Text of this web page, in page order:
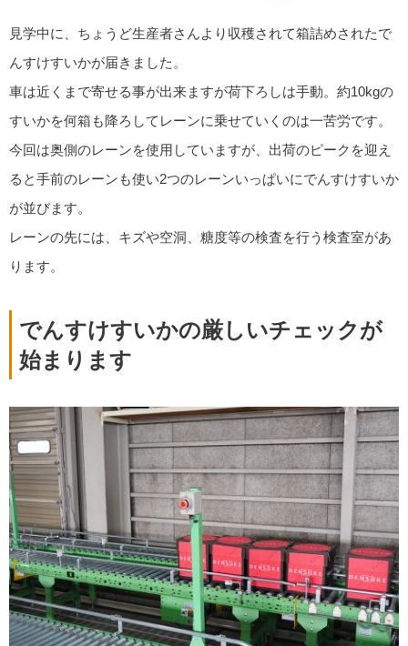
見学中に、ちょうど生産者さんより収穫されて箱詰めされたで
んすけすいかが届きました。
車は近くまで寄せる事が出来ますが荷下ろしは手動。約10kgの
すいかを何箱も降ろしてレーンに乗せていくのは一苦労です。
今回は奥側のレーンを使用していますが、出荷のピークを迎え
ると手前のレーンも使い2つのレーンいっぱいにでんすけすいか
が並びます。
レーンの先には、キズや空洞、糖度等の検査を行う検査室があ
ります。
でんすけすいかの厳しいチェックが
始まります